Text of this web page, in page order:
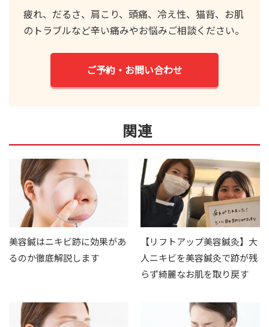
疲れ、だるさ、肩こり、頭痛、冷え性、猫背、お肌
のトラブルなど辛い痛みやお悩みご相談ください。
ご予約・お問い合わせ
関連
美容鍼はニキビ跡に効果があ
るのか徹底解説します
【リフトアップ美容鍼灸】大
人ニキビを美容鍼灸で跡が残
らず綺麗なお肌を取り戻す